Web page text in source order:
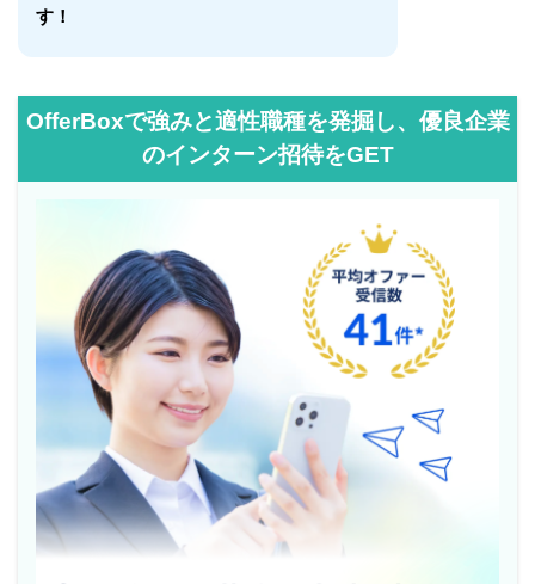
す！
OfferBoxで強みと適性職種を発掘し、優良企業
のインターン招待をGET